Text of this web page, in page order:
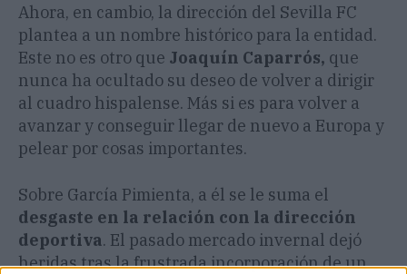
Ahora, en cambio, la dirección del Sevilla FC
plantea a un nombre histórico para la entidad.
Este no es otro que Joaquín Caparrós, que
nunca ha ocultado su deseo de volver a dirigir
al cuadro hispalense. Más si es para volver a
avanzar y conseguir llegar de nuevo a Europa y
pelear por cosas importantes.
Sobre García Pimienta, a él se le suma el
desgaste en la relación con la dirección
deportiva. El pasado mercado invernal dejó
heridas tras la frustrada incorporación de un